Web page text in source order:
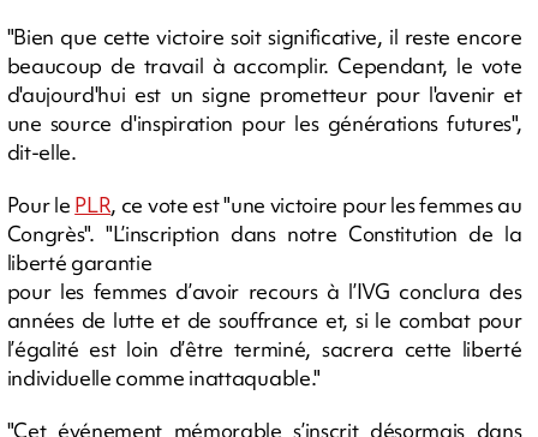
"Bien que cette victoire soit significative, il reste encore
beaucoup de travail à accomplir. Cependant, le vote
d'aujourd'hui est un signe prometteur pour l'avenir et
une source d'inspiration pour les générations futures",
dit-elle.
Pour le PLR, ce vote est "une victoire pour les femmes au
Congrès". "L’inscription dans notre Constitution de la
liberté garantie
pour les femmes d’avoir recours à l’IVG conclura des
années de lutte et de souffrance et, si le combat pour
l’égalité est loin d’être terminé, sacrera cette liberté
individuelle comme inattaquable."
"Cet événement mémorable s’inscrit désormais dans